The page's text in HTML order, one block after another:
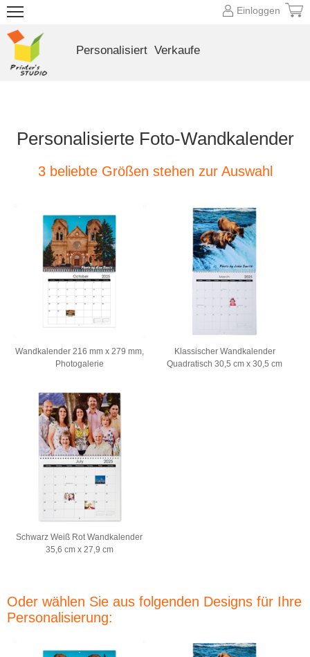
Personalisierte Foto-Wandkalender
3 beliebte Größen stehen zur Auswahl
Wandkalender 216 mm x 279 mm,
Photogalerie
Klassischer Wandkalender
Quadratisch 30,5 cm x 30,5 cm
Schwarz Weiß Rot Wandkalender
35,6 cm x 27,9 cm
Oder wählen Sie aus folgenden Designs für Ihre
Personalisierung:
Einloggen
Personalisiert Verkaufe